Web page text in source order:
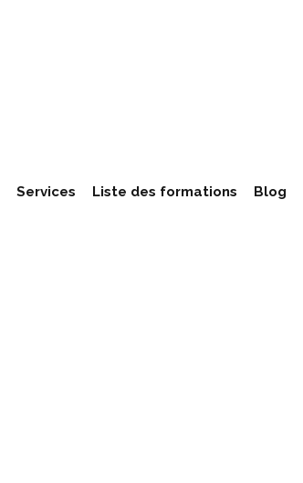
Services Liste des formations Blog